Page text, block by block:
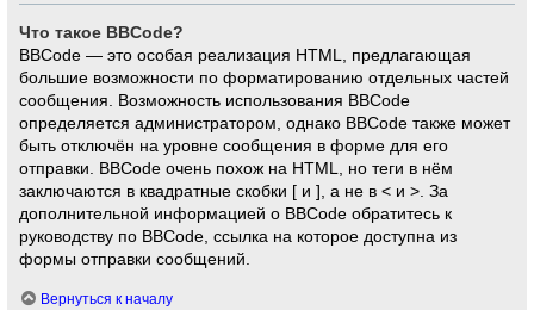
Что такое BBCode?
BBCode — это особая реализация HTML, предлагающая
большие возможности по форматированию отдельных частей
сообщения. Возможность использования BBCode
определяется администратором, однако BBCode также может
быть отключён на уровне сообщения в форме для его
отправки. BBCode очень похож на HTML, но теги в нём
заключаются в квадратные скобки [ и ], а не в < и >. За
дополнительной информацией о BBCode обратитесь к
руководству по BBCode, ссылка на которое доступна из
формы отправки сообщений.
Вернуться к началу